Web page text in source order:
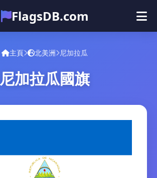
FlagsDB.com
主頁
测验
主頁 北美洲 尼加拉瓜
尼加拉瓜國旗